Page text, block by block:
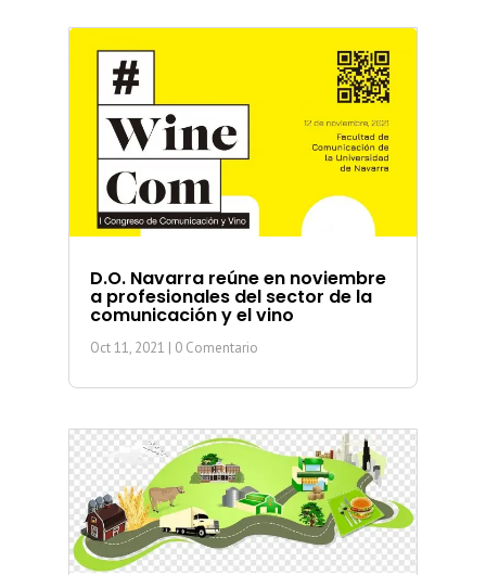
D.O. Navarra reúne en noviembre
a profesionales del sector de la
comunicación y el vino
Oct 11, 2021 | 0 Comentario